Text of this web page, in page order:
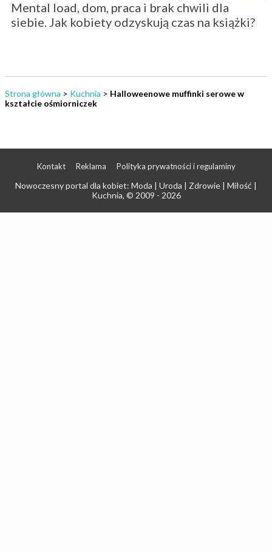
Mental load, dom, praca i brak chwili dla
siebie. Jak kobiety odzyskują czas na książki?
Strona główna > Kuchnia > Halloweenowe muffinki serowe w
kształcie ośmiorniczek
Kontakt Reklama Polityka prywatności i regulaminy
Nowoczesny portal dla kobiet: Moda | Uroda | Zdrowie | Miłość |
Kuchnia, © 2009 - 2026